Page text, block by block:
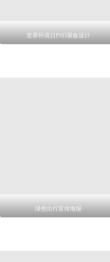
世界环境日PSD展板设计
绿色出行宣传海报